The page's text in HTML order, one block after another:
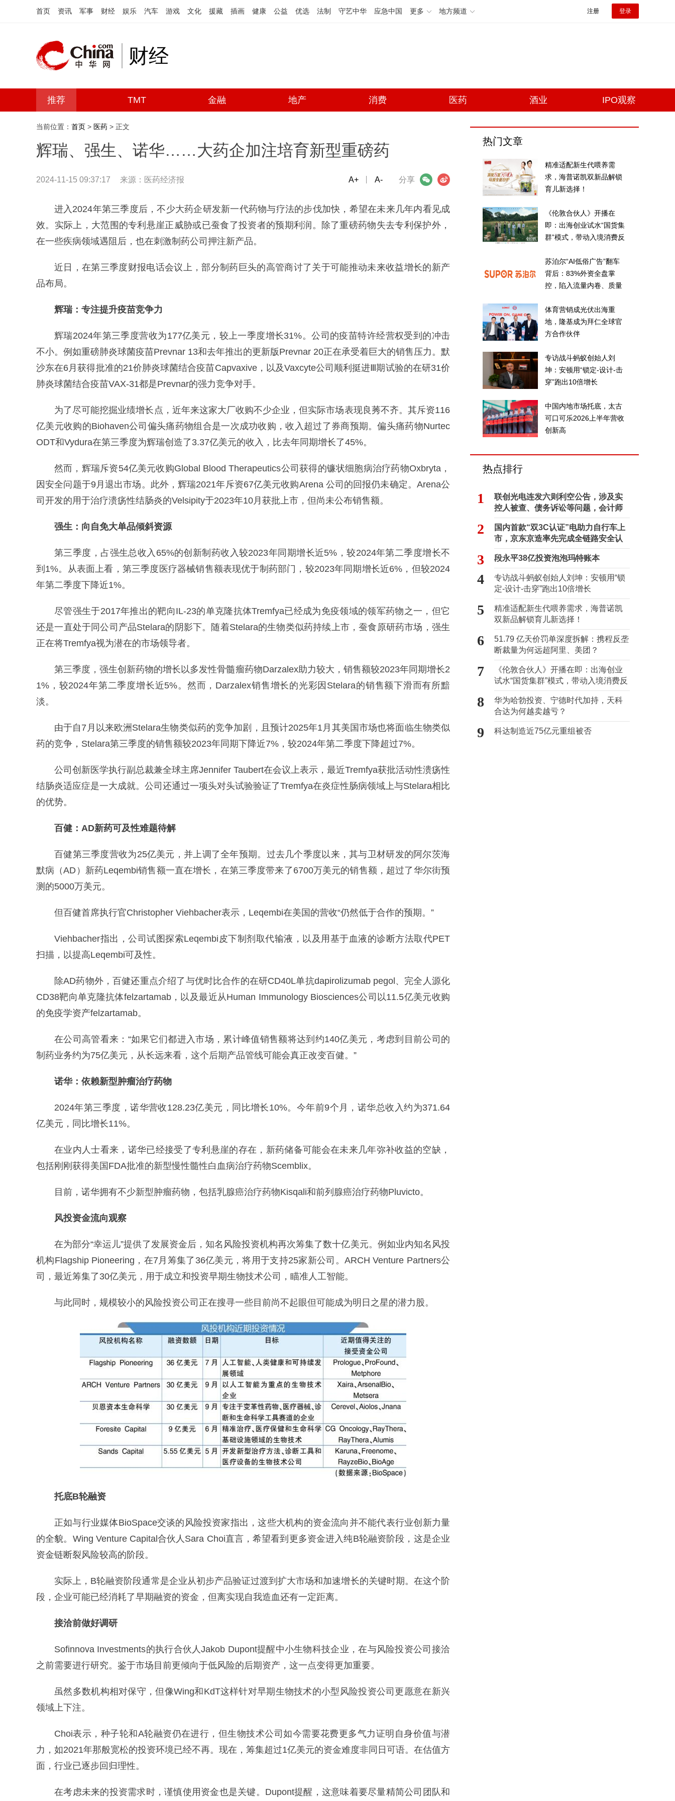
首页 资讯 军事 财经 娱乐 汽车 游戏 文化 援藏 插画 健康 公益 优选 法制 守艺中华 应急中国 更多 地方频道 注册 登录
财经
推荐 TMT 金融 地产 消费 医药 酒业 IPO观察
当前位置： 首页 > 医药 > 正文
辉瑞、强生、诺华……大药企加注培育新型重磅药
2024-11-15 09:37:17 来源：医药经济报 分享
微信 微博
A+ A-
进入2024年第三季度后，不少大药企研发新一代药物与疗法的步伐加快，希望在未来几年内看见成
效。实际上，大范围的专利悬崖正威胁或已蚕食了投资者的预期利润。除了重磅药物失去专利保护外，
在一些疾病领域遇阻后，也在刺激制药公司押注新产品。
近日，在第三季度财报电话会议上，部分制药巨头的高管商讨了关于可能推动未来收益增长的新产
品布局。
辉瑞： 专注提升疫苗竞争力
辉瑞2024年第三季度营收为177亿美元，较上一季度增长31%。公司的疫苗特许经营权受到的冲击
不小。例如重磅肺炎球菌疫苗Prevnar 13和去年推出的更新版Prevnar 20正在承受着巨大的销售压力。默
沙东在6月获得批准的21价肺炎球菌结合疫苗Capvaxive，以及Vaxcyte公司顺利挺进Ⅲ期试验的在研31价
肺炎球菌结合疫苗VAX-31都是Prevnar的强力竞争对手。
为了尽可能挖掘业绩增长点，近年来这家大厂收购不少企业，但实际市场表现良莠不齐。其斥资116
亿美元收购的Biohaven公司偏头痛药物组合是一次成功收购，收入超过了券商预期。偏头痛药物Nurtec
ODT和Vydura在第三季度为辉瑞创造了3.37亿美元的收入，比去年同期增长了45%。
然而，辉瑞斥资54亿美元收购Global Blood Therapeutics公司获得的镰状细胞病治疗药物Oxbryta，
因安全问题于9月退出市场。此外，辉瑞2021年斥资67亿美元收购Arena 公司的回报仍未确定。Arena公
司开发的用于治疗溃疡性结肠炎的Velsipity于2023年10月获批上市，但尚未公布销售额。
强生： 向自免大单品倾斜资源
第三季度，占强生总收入65%的创新制药收入较2023年同期增长近5%，较2024年第二季度增长不
到1%。从表面上看，第三季度医疗器械销售额表现优于制药部门，较2023年同期增长近6%，但较2024
年第二季度下降近1%。
尽管强生于2017年推出的靶向IL-23的单克隆抗体Tremfya已经成为免疫领域的领军药物之一，但它
还是一直处于同公司产品Stelara的阴影下。随着Stelara的生物类似药持续上市，蚕食原研药市场，强生
正在将Tremfya视为潜在的市场领导者。
第三季度，强生创新药物的增长以多发性骨髓瘤药物Darzalex助力较大，销售额较2023年同期增长2
1%，较2024年第二季度增长近5%。然而，Darzalex销售增长的光彩因Stelara的销售额下滑而有所黯
淡。
由于自7月以来欧洲Stelara生物类似药的竞争加剧，且预计2025年1月其美国市场也将面临生物类似
药的竞争，Stelara第三季度的销售额较2023年同期下降近7%，较2024年第二季度下降超过7%。
公司创新医学执行副总裁兼全球主席Jennifer Taubert在会议上表示，最近Tremfya获批活动性溃疡性
结肠炎适应症是一大成就。公司还通过一项头对头试验验证了Tremfya在炎症性肠病领域上与Stelara相比
的优势。
百健： AD新药可及性难题待解
百健第三季度营收为25亿美元，并上调了全年预期。过去几个季度以来，其与卫材研发的阿尔茨海
默病（AD）新药Leqembi销售额一直在增长，在第三季度带来了6700万美元的销售额，超过了华尔街预
测的5000万美元。
但百健首席执行官Christopher Viehbacher表示，Leqembi在美国的营收“仍然低于合作的预期。”
Viehbacher指出，公司试图探索Leqembi皮下制剂取代输液，以及用基于血液的诊断方法取代PET
扫描，以提高Leqembi可及性。
除AD药物外，百健还重点介绍了与优时比合作的在研CD40L单抗dapirolizumab pegol、完全人源化
CD38靶向单克隆抗体felzartamab，以及最近从Human Immunology Biosciences公司以11.5亿美元收购
的免疫学资产felzartamab。
在公司高管看来：“如果它们都进入市场，累计峰值销售额将达到约140亿美元，考虑到目前公司的
制药业务约为75亿美元，从长远来看，这个后期产品管线可能会真正改变百健。”
诺华： 依赖新型肿瘤治疗药物
2024年第三季度，诺华营收128.23亿美元，同比增长10%。今年前9个月，诺华总收入约为371.64
亿美元，同比增长11%。
在业内人士看来，诺华已经接受了专利悬崖的存在，新药储备可能会在未来几年弥补收益的空缺，
包括刚刚获得美国FDA批准的新型慢性髓性白血病治疗药物Scemblix。
目前，诺华拥有不少新型肿瘤药物，包括乳腺癌治疗药物Kisqali和前列腺癌治疗药物Pluvicto。
风投资金流向观察
在为部分“幸运儿”提供了发展资金后，知名风险投资机构再次筹集了数十亿美元。例如业内知名风投
机构Flagship Pioneering，在7月筹集了36亿美元，将用于支持25家新公司。ARCH Venture Partners公
司，最近筹集了30亿美元，用于成立和投资早期生物技术公司，瞄准人工智能。
与此同时，规模较小的风险投资公司正在搜寻一些目前尚不起眼但可能成为明日之星的潜力股。
托底B轮融资
正如与行业媒体BioSpace交谈的风险投资家指出，这些大机构的资金流向并不能代表行业创新力量
的全貌。Wing Venture Capital合伙人Sara Choi直言，希望看到更多资金进入纯B轮融资阶段，这是企业
资金链断裂风险较高的阶段。
实际上，B轮融资阶段通常是企业从初步产品验证过渡到扩大市场和加速增长的关键时期。在这个阶
段，企业可能已经消耗了早期融资的资金，但离实现自我造血还有一定距离。
接洽前做好调研
Sofinnova Investments的执行合伙人Jakob Dupont提醒中小生物科技企业，在与风险投资公司接洽
之前需要进行研究。鉴于市场目前更倾向于低风险的后期资产，这一点变得更加重要。
虽然多数机构相对保守，但像Wing和KdT这样针对早期生物技术的小型风险投资公司更愿意在新兴
领域上下注。
Choi表示，种子轮和A轮融资仍在进行，但生物技术公司如今需要花费更多气力证明自身价值与潜
力，如2021年那般宽松的投资环境已经不再。现在，筹集超过1亿美元的资金难度非同日可语。在估值方
面，行业已逐步回归理性。
在考虑未来的投资需求时，谨慎使用资金也是关键。Dupont提醒，这意味着要尽量精简公司团队和
热门文章
精准适配新生代喂养需
求，海普诺凯双新品解锁
育儿新选择！
《伦敦合伙人》开播在
即：出海创业试水“国货集
群”模式，带动入境消费反
苏泊尔“AI低俗广告”翻车
背后：83%外资全盘掌
控，陷入流量内卷、质量
体育营销成光伏出海重
地，隆基成为拜仁全球官
方合作伙伴
专访战斗蚂蚁创始人刘
坤：安顿用“锁定-设计-击
穿”跑出10倍增长
中国内地市场托底，太古
可口可乐2026上半年营收
创新高
热点排行
1
联创光电连发六则利空公告，涉及实
控人被查、债务诉讼等问题，会计师
事务所曾出具“保留意见”
2
国内首款“双3C认证”电助力自行车上
市，京东京造率先完成全链路安全认
证
3 段永平38亿投资泡泡玛特账本
4
专访战斗蚂蚁创始人刘坤：安顿用“锁
定-设计-击穿”跑出10倍增长
5
精准适配新生代喂养需求，海普诺凯
双新品解锁育儿新选择！
6
51.79 亿天价罚单深度拆解：携程反垄
断裁量为何远超阿里、美团？
7
《伦敦合伙人》开播在即：出海创业
试水“国货集群”模式，带动入境消费反
向种草
8
华为哈勃投资、宁德时代加持，天科
合达为何越卖越亏？
9 科达制造近75亿元重组被否